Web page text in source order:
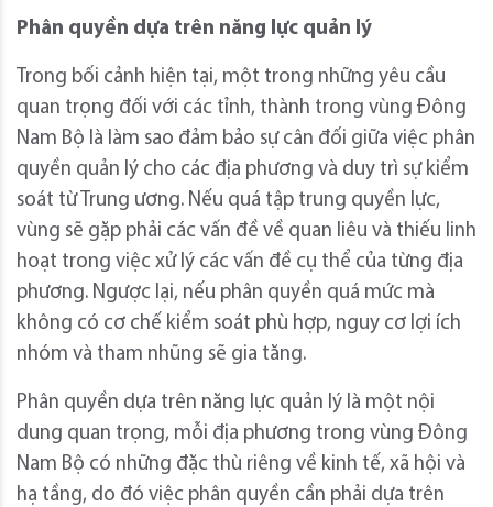
Phân quyền dựa trên năng lực quản lý
Trong bối cảnh hiện tại, một trong những yêu cầu
quan trọng đối với các tỉnh, thành trong vùng Đông
Nam Bộ là làm sao đảm bảo sự cân đối giữa việc phân
quyền quản lý cho các địa phương và duy trì sự kiểm
soát từ Trung ương. Nếu quá tập trung quyền lực,
vùng sẽ gặp phải các vấn đề về quan liêu và thiếu linh
hoạt trong việc xử lý các vấn đề cụ thể của từng địa
phương. Ngược lại, nếu phân quyền quá mức mà
không có cơ chế kiểm soát phù hợp, nguy cơ lợi ích
nhóm và tham nhũng sẽ gia tăng.
Phân quyền dựa trên năng lực quản lý là một nội
dung quan trọng, mỗi địa phương trong vùng Đông
Nam Bộ có những đặc thù riêng về kinh tế, xã hội và
hạ tầng, do đó việc phân quyền cần phải dựa trên